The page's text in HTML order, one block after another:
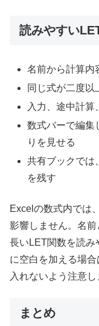
読みやすい
名前から計算内
同じ式が二度以
入力、途中計算
数式バーで編集
りを見せる
共有ブックでは
を残す
Excelの数式内では
影響しません。名前
長いLET関数を読み
に空白を加える場
入れないよう注意し
まとめ